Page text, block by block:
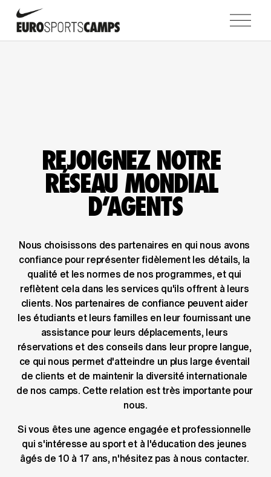
O
u
v
REJOIGNEZ NOTRE
RÉSEAU MONDIAL
D'AGENTS
Nous choisissons des partenaires en qui nous avons
confiance pour représenter fidèlement les détails, la
qualité et les normes de nos programmes, et qui
reflètent cela dans les services qu'ils offrent à leurs
clients. Nos partenaires de confiance peuvent aider
les étudiants et leurs familles en leur fournissant une
assistance pour leurs déplacements, leurs
réservations et des conseils dans leur propre langue,
ce qui nous permet d'atteindre un plus large éventail
de clients et de maintenir la diversité internationale
de nos camps. Cette relation est très importante pour
nous.
Si vous êtes une agence engagée et professionnelle
qui s'intéresse au sport et à l'éducation des jeunes
âgés de 10 à 17 ans, n'hésitez pas à nous contacter.